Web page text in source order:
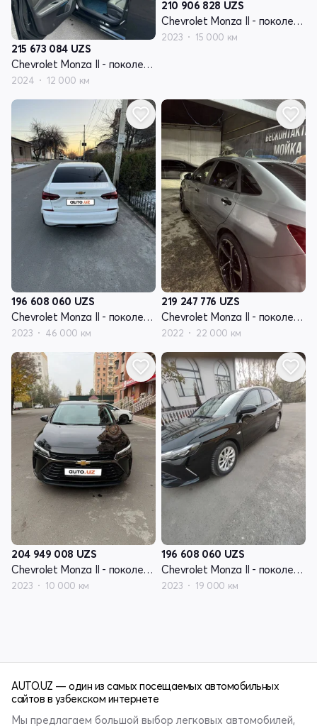
215 673 084 UZS
Chevrolet Monza II - поколение рестайлинг
2024 12 000 км
210 906 828 UZS
Chevrolet Monza II - поколение рестайлинг
2023 15 000 км
196 608 060 UZS
Chevrolet Monza II - поколение рестайлинг
2023 46 000 км
219 247 776 UZS
Chevrolet Monza II - поколение рестайлинг
2022 22 000 км
204 949 008 UZS
Chevrolet Monza II - поколение рестайлинг
2023 10 000 км
196 608 060 UZS
Chevrolet Monza II - поколение рестайлинг
2023 19 000 км
AUTO.UZ — один из самых посещаемых автомобильных
сайтов в узбекском интернете
Мы предлагаем большой выбор легковых автомобилей,